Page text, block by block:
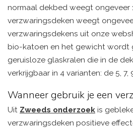
normaal dekbed weegt ongeveer
verzwaringsdeken weegt
verzwaringsdekens uit onze
bio-katoen en het gewicht wordt
geruisloze glaskralen die in de
verkrijgbaar in 4 varianten: de 5, 7,
Wanneer gebruik je een
Uit Zweeds onderzoek is
verzwaringsdeken positieve